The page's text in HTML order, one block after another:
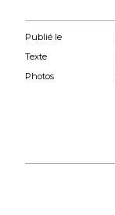
Publié le
Texte
Photos